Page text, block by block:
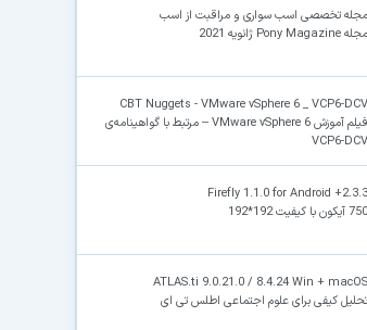
مجله تخصصی اسب سواری و مراقبت از اسب
مجله Pony Magazine ژانویه 2021
CBT Nuggets - VMware vSphere 6 _ VCP6-DCV
فیلم آموزش VMware vSphere 6 – مرتبط با گواهینامه‌ی
VCP6-DCV
Firefly 1.1.0 for Android +2.3.3
750 آیکون با کیفیت 192*192
ATLAS.ti 9.0.21.0 / 8.4.24 Win + macOS
تحلیل کیفی برای علوم اجتماعی اطلس تی ای